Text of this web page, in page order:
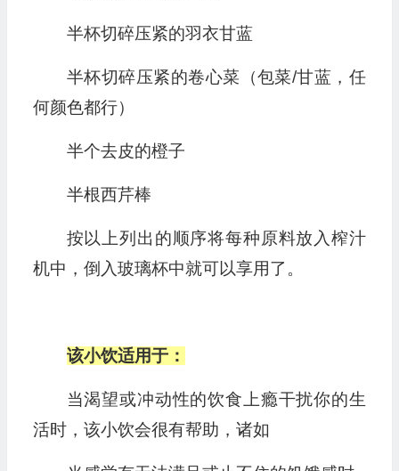
半杯切碎压紧的羽衣甘蓝
半杯切碎压紧的卷心菜（包菜/甘蓝，任
何颜色都行）
半个去皮的橙子
半根西芹棒
按以上列出的顺序将每种原料放入榨汁
机中，倒入玻璃杯中就可以享用了。
该小饮适用于：
当渴望或冲动性的饮食上瘾干扰你的生
活时，该小饮会很有帮助，诸如